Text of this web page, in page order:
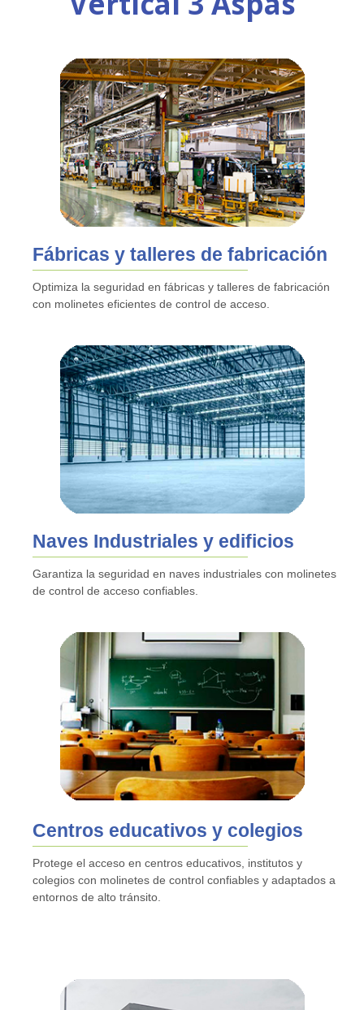
Fábricas y talleres de fabricación
Optimiza la seguridad en fábricas y talleres de fabricación
con molinetes eficientes de control de acceso.
Naves Industriales y edificios
Garantiza la seguridad en naves industriales con molinetes
de control de acceso confiables.
Centros educativos y colegios
Protege el acceso en centros educativos, institutos y
colegios con molinetes de control confiables y adaptados a
entornos de alto tránsito.